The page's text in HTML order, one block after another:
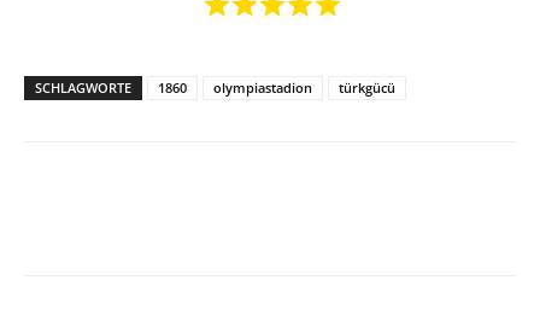
SCHLAGWORTE 1860 olympiastadion türkgücü